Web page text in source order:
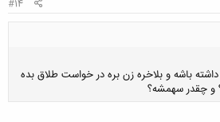
#14
باشه و بلاخره زن بره در خواست طلاق بده
و چقدر سهمشه؟